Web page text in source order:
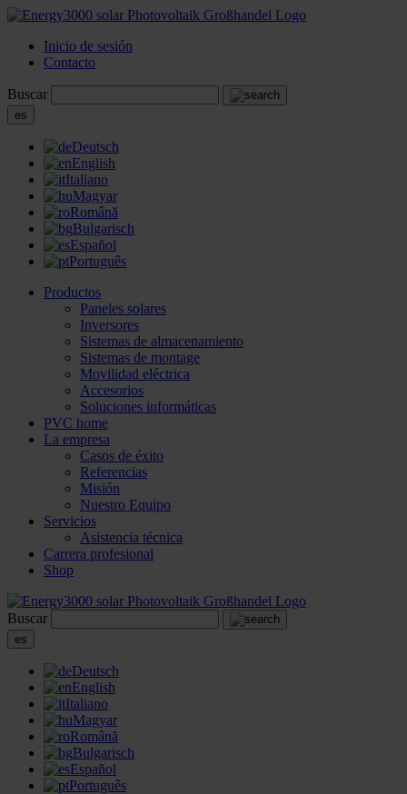
Inicio de sesión
Contacto
Buscar
es
Deutsch
English
Italiano
Magyar
Română
Bulgarisch
Español
Português
Productos
Paneles solares
Inversores
Sistemas de almacenamiento
Sistemas de montage
Movilidad eléctrica
Accesorios
Soluciones informáticas
PVC home
La empresa
Casos de éxito
Referencias
Misión
Nuestro Equipo
Servicios
Asistencia técnica
Carrera profesional
Shop
Buscar
es
Deutsch
English
Italiano
Magyar
Română
Bulgarisch
Español
Português